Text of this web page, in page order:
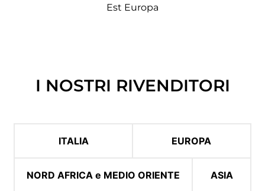
Est Europa
I NOSTRI RIVENDITORI
ITALIA EUROPA
NORD AFRICA e MEDIO ORIENTE ASIA